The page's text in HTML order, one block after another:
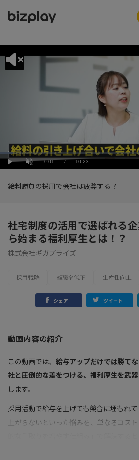
Play UnmuteCurrent
0:01 / Duration
10:23
Loaded:
5.78%
給料勝負の採用で会社は疲弊する？
社宅制度の活用で選ばれる
ら始まる福利厚生とは！？
株式会社ギガプライズ
採用戦略 離職率低下 生産性向上
シェア ツイート
動画内容の紹介
この動画では、 給与アップだけでは勝て
社と圧倒的な差をつける、福利厚生を武
します。
採用活動で給与を上げても競合に埋もれ
上がらないといった悩みを、単なるコス